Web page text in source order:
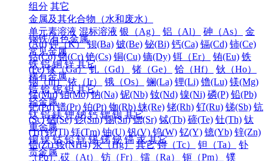
组分 其它
金属及其化合物（水和废水）
单元素溶液 混标溶液 银（Ag） 铝（Al） 砷（As）
金
(Au) 钾（K） 钡(Ba) 铍(Be) 铋(Bi) 钙(Ca) 镉(Cd) 铈(Ce)
钴(Co) 铬(Cr) 铯(Cs) 铜(Cu) 镝(Dy) 铒（Er） 铕(Eu) 铁
(Fe) 镓（Ga） 钆（Gd） 锗（Ge） 铪（Hf）
钬（Ho）
铟（In） 铱（Ir） 锇（Os） 镧(La) 锂(Li) 镥(Lu) 镁(Mg)
锰(Mn) 钼(Mo) 钠(Na) 铌(Nb) 钕(Nd) 镍(Ni) 磷(P) 铅(Pb)
钯(Pd) 镨(Pr) 铂(Pt) 铷(Rb) 铼(Re) 铑(Rh) 钌(Ru) 锑(Sb) 钪
(Sc) 硒(Se) 钐(Sm) 锡(Sn) 锶(Sr) 铽(Tb) 碲(Te) 钍(Th) 钛
(Ti) 铊(Tl) 铥(Tm) 铀(U) 钒(V) 钨(W) 钇(Y) 镱(Yb) 锌(Zn)
锆(Zr) 铵(NH4) 汞（Hg） 其它 锝（Tc） 钽（Ta）
钋
（Po） 砹（At） 钫（Fr） 镭（Ra） 钷（Pm）
镤
钢铁/有色金属
常见金属
铁 铝 铜 锌 其它
稀有金属
锆 铪 铌 钽 其它
轻金属
钛 铝 镁 钾 钠 钙 锶 钡 其它
重金属
铜 镍 钴 铅 锌 锡 锑 铋 镉 汞 其它
贵金属